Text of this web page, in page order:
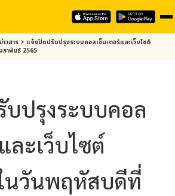
วสาร > แจ้งปิดปรับปรุงระบบคอลเซ็นเตอร์และเว็บไซต์
าพันธ์ 2565
บปรุงระบบคอล
ละเว็บไซต์
นวันพฤหัสบดีที่